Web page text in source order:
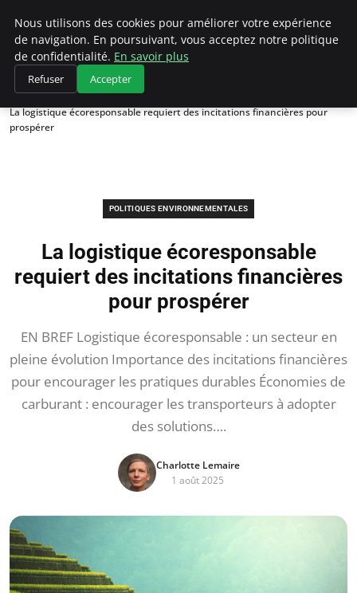
Climategatecountryclub.com
Accueil
Politiques environnementales
La logistique écoresponsable requiert des incitations financières pour
prospérer
POLITIQUES ENVIRONNEMENTALES
La logistique écoresponsable
requiert des incitations financières
pour prospérer
EN BREF Logistique écoresponsable : un secteur en
pleine évolution Importance des incitations financières
pour encourager les pratiques durables Économies de
carburant : encourager les transporteurs à adopter
des solutions….
Charlotte Lemaire
1 août 2025
Nous utilisons des cookies pour améliorer votre expérience
de navigation. En poursuivant, vous acceptez notre politique
de confidentialité. En savoir plus
Refuser Accepter